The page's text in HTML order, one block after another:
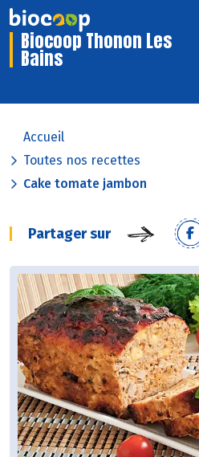
Biocoop Thonon Les
Bains
Accueil
Toutes nos recettes
Cake tomate jambon
Partager sur